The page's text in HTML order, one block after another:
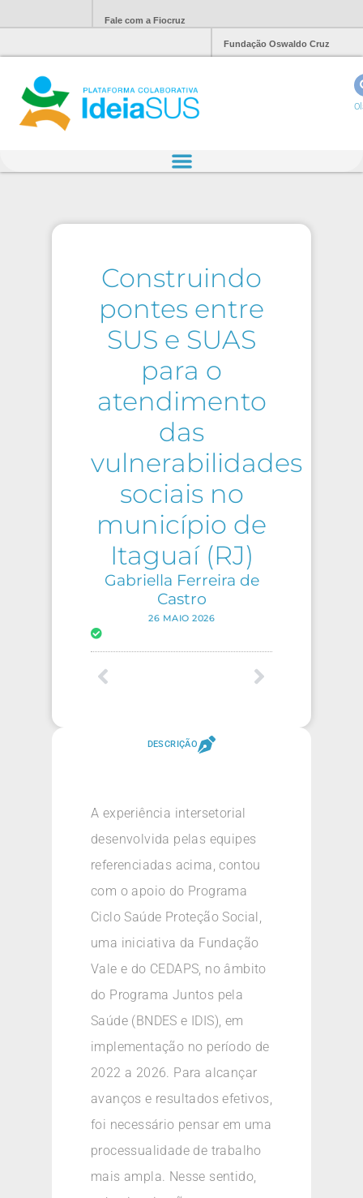
Fale com a Fiocruz
Fundação Oswaldo Cruz
Construindo
pontes entre
SUS e SUAS
para o
atendimento
das
vulnerabilidades
sociais no
município de
Itaguaí (RJ)
Gabriella Ferreira de
Castro
26 MAIO 2026
DESCRIÇÃO
A experiência intersetorial
desenvolvida pelas equipes
referenciadas acima, contou
com o apoio do Programa
Ciclo Saúde Proteção Social,
uma iniciativa da Fundação
Vale e do CEDAPS, no âmbito
do Programa Juntos pela
Saúde (BNDES e IDIS), em
implementação no período de
2022 a 2026. Para alcançar
avanços e resultados efetivos,
foi necessário pensar em uma
processualidade de trabalho
mais ampla. Nesse sentido,